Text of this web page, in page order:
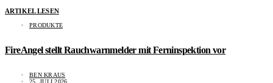
ARTIKEL LESEN
PRODUKTE
FireAngel stellt Rauchwarnmelder mit Ferninspektion vor
BEN KRAUS
25. JULI 2026